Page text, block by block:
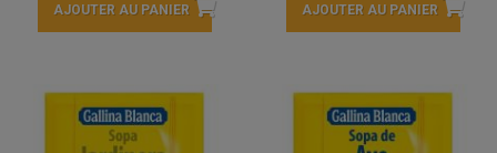
AJOUTER AU PANIER AJOUTER AU PANIER